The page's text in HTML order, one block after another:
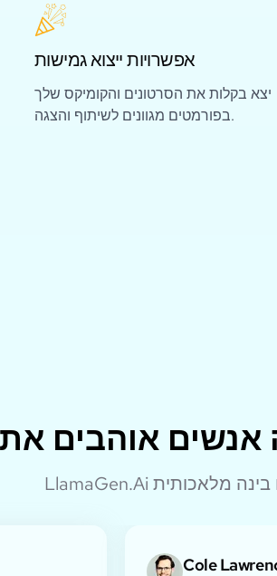
אפשרויות ייצוא גמישות
יצא בקלות את הסרטונים והקומיקס שלך
בפורמטים מגוונים לשיתוף והצגה.
Cole